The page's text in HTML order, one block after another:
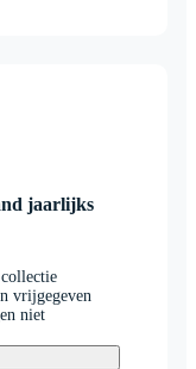
jaarlijks
vrijgegeven
niet